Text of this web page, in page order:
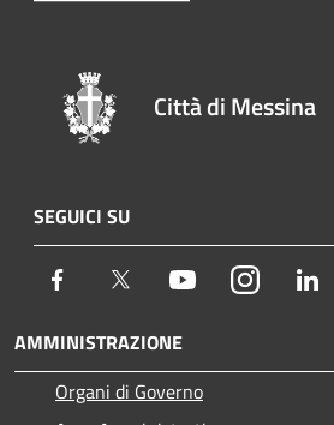
Città di Messina
SEGUICI SU
Facebook Twitter YoutubeInstagram
AMMINISTRAZIONE
Organi di Governo